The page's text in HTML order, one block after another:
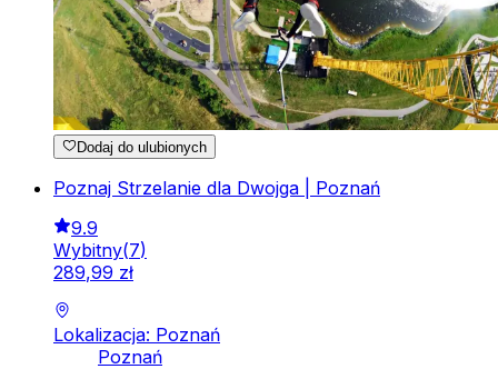
Dodaj do ulubionych
Poznaj Strzelanie dla Dwojga | Poznań
9.9
Wybitny(7)
289,99 zł
Lokalizacja: Poznań
Poznań